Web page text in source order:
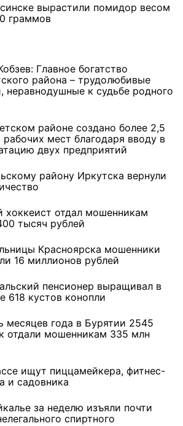
вырастили помидор весом
граммов
Главное богатство
района – трудолюбивые
неравнодушные к судьбе родного
районе создано более 2,5
мест благодаря вводу в
двух предприятий
району Иркутска вернули
хоккеист отдал мошенникам
тысяч рублей
Красноярска мошенники
16 миллионов рублей
пенсионер выращивал в
618 кустов конопли
месяцев года в Бурятии 2545
отдали мошенникам 335 млн
ищут пиццамейкера, фитнес-
и садовника
за неделю изъяли почти
спиртного